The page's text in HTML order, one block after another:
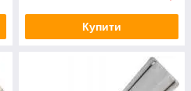
Купити